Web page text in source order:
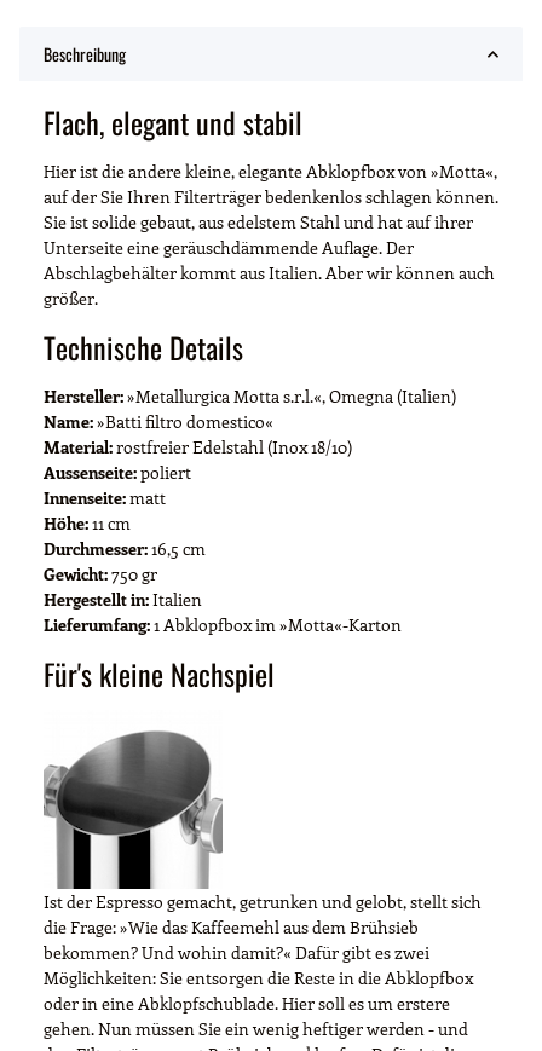
Beschreibung
Flach, elegant und stabil
Hier ist die andere kleine, elegante Abklopfbox von »Motta«,
auf der Sie Ihren Filterträger bedenkenlos schlagen können.
Sie ist solide gebaut, aus edelstem Stahl und hat auf ihrer
Unterseite eine geräuschdämmende Auflage. Der
Abschlagbehälter kommt aus Italien. Aber wir können auch
größer.
Technische Details
Hersteller:»Metallurgica Motta s.r.l.«, Omegna (Italien)
Name:»Batti filtro domestico«
Material:rostfreier Edelstahl (Inox 18/10)
Aussenseite:poliert
Innenseite:matt
Höhe:11 cm
Durchmesser:16,5 cm
Gewicht:750 gr
Hergestellt in:Italien
Lieferumfang:1 Abklopfbox im »Motta«-Karton
Für's kleine Nachspiel
Ist der Espresso gemacht, getrunken und gelobt, stellt sich
die Frage: »Wie das Kaffeemehl aus dem Brühsieb
bekommen? Und wohin damit?« Dafür gibt es zwei
Möglichkeiten: Sie entsorgen die Reste in die Abklopfbox
oder in eine Abklopfschublade. Hier soll es um erstere
gehen. Nun müssen Sie ein wenig heftiger werden - und